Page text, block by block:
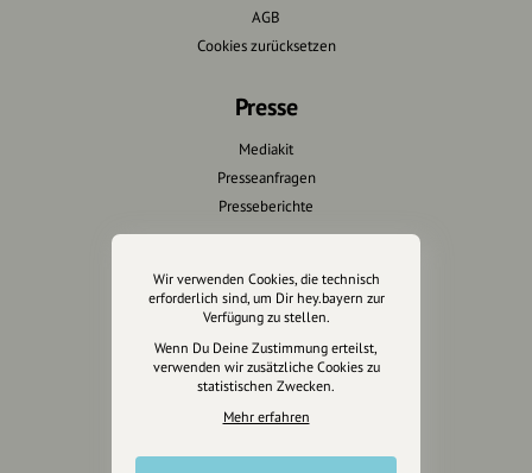
AGB
Cookies zurücksetzen
Presse
Mediakit
Presseanfragen
Presseberichte
Wir unterstützen Euch
Fotografie & mehr
Marketing
Design & Branding
Anakin Design
Wir verwenden Cookies, die technisch
erforderlich sind, um Dir hey.bayern zur
Verfügung zu stellen.
Wenn Du Deine Zustimmung erteilst,
verwenden wir zusätzliche Cookies zu
statistischen Zwecken.
Mehr erfahren